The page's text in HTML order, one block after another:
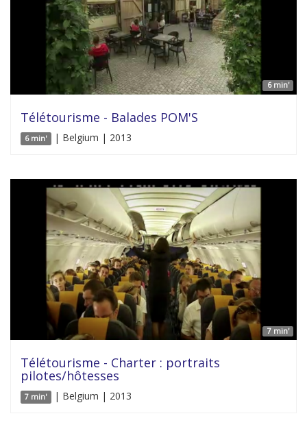
6 min'
Télétourisme - Balades POM'S
6 min' | Belgium | 2013
7 min'
Télétourisme - Charter : portraits
pilotes/hôtesses
7 min' | Belgium | 2013